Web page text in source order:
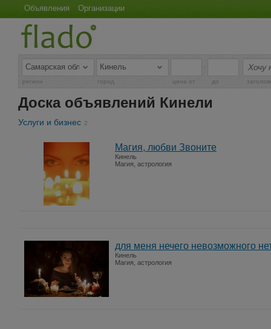
Объявления Организации
-
регион город цена от до
Доска объявлений Кинели
Услуги и бизнес 2
Магия, любви Звоните
Кинель
Магия, астрология
для меня нечего невозможного
Кинель
Магия, астрология